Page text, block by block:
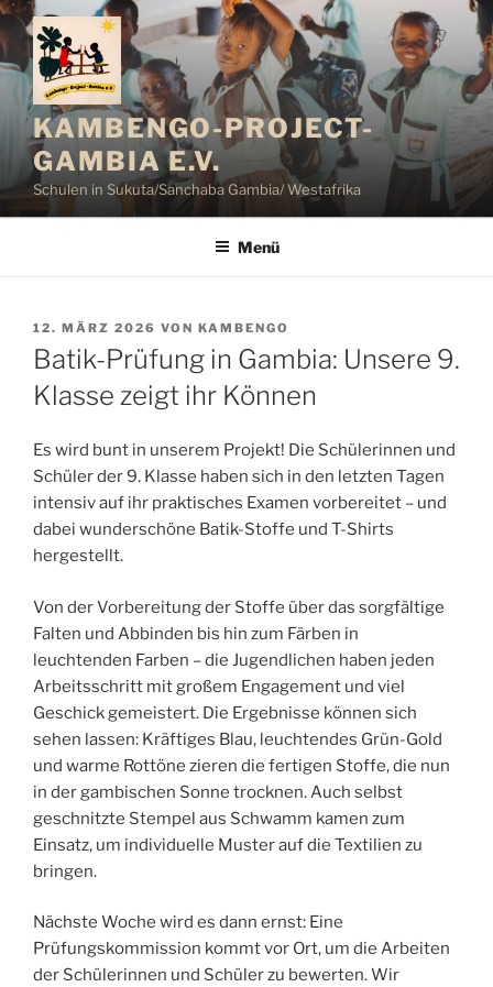
Zum
Inhalt
springen
KAMBENGO-PROJECT-
GAMBIA E.V.
Schulen in Sukuta/Sanchaba Gambia/ Westafrika
Menü
VERÖFFENTLICHT
AM
12. MÄRZ 2026 VON KAMBENGO
Batik-Prüfung in Gambia: Unsere 9.
Klasse zeigt ihr Können
Es wird bunt in unserem Projekt! Die Schülerinnen und
Schüler der 9. Klasse haben sich in den letzten Tagen
intensiv auf ihr praktisches Examen vorbereitet – und
dabei wunderschöne Batik-Stoffe und T-Shirts
hergestellt.
Von der Vorbereitung der Stoffe über das sorgfältige
Falten und Abbinden bis hin zum Färben in
leuchtenden Farben – die Jugendlichen haben jeden
Arbeitsschritt mit großem Engagement und viel
Geschick gemeistert. Die Ergebnisse können sich
sehen lassen: Kräftiges Blau, leuchtendes Grün-Gold
und warme Rottöne zieren die fertigen Stoffe, die nun
in der gambischen Sonne trocknen. Auch selbst
geschnitzte Stempel aus Schwamm kamen zum
Einsatz, um individuelle Muster auf die Textilien zu
bringen.
Nächste Woche wird es dann ernst: Eine
Prüfungskommission kommt vor Ort, um die Arbeiten
der Schülerinnen und Schüler zu bewerten. Wir